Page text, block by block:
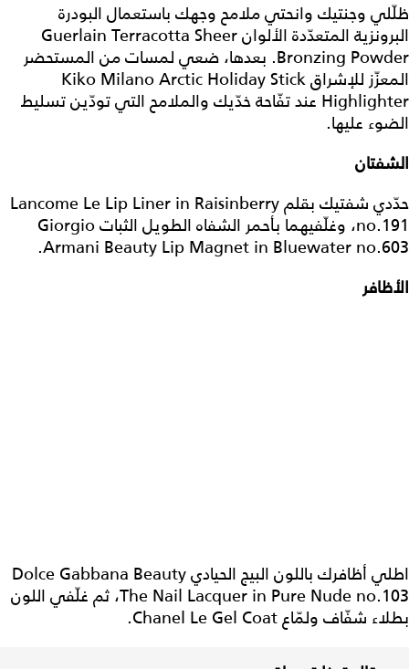
ظلّلي وجنتيك وانحتي ملامح وجهك باستعمال البودرة
البرونزية المتعدّدة الألوان Guerlain Terracotta Sheer
Bronzing Powder. بعدها، ضعي لمسات من المستحضر
المعزّز للإشراق Kiko Milano Arctic Holiday Stick
Highlighter عند تفّاحة خدّيك والملامح التي تودّين تسليط
الضوء عليها.
الشفتان
حدّدي شفتيك بقلم Lancome Le Lip Liner in Raisinberry
no.191، وغلّفيهما بأحمر الشفاه الطويل الثبات Giorgio
Armani Beauty Lip Magnet in Bluewater no.603.
الأظافر
اطلي أظافرك باللون البيج الحيادي Dolce Gabbana Beauty
The Nail Lacquer in Pure Nude no.103، ثم غلّفي اللون
بطلاء شفّاف ولمّاع Chanel Le Gel Coat.